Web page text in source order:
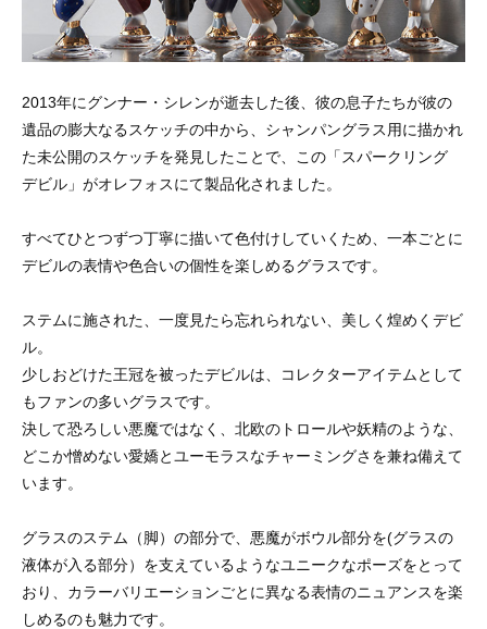
2013年にグンナー・シレンが逝去した後、彼の息子たちが彼の
遺品の膨大なるスケッチの中から、シャンパングラス用に描かれ
た未公開のスケッチを発見したことで、この「スパークリング
デビル」がオレフォスにて製品化されました。
すべてひとつずつ丁寧に描いて色付けしていくため、一本ごとに
デビルの表情や色合いの個性を楽しめるグラスです。
ステムに施された、一度見たら忘れられない、美しく煌めくデビ
ル。
少しおどけた王冠を被ったデビルは、コレクターアイテムとして
もファンの多いグラスです。
決して恐ろしい悪魔ではなく、北欧のトロールや妖精のような、
どこか憎めない愛嬌とユーモラスなチャーミングさを兼ね備えて
います。
グラスのステム（脚）の部分で、悪魔がボウル部分を(グラスの
液体が入る部分）を支えているようなユニークなポーズをとって
おり、カラーバリエーションごとに異なる表情のニュアンスを楽
しめるのも魅力です。